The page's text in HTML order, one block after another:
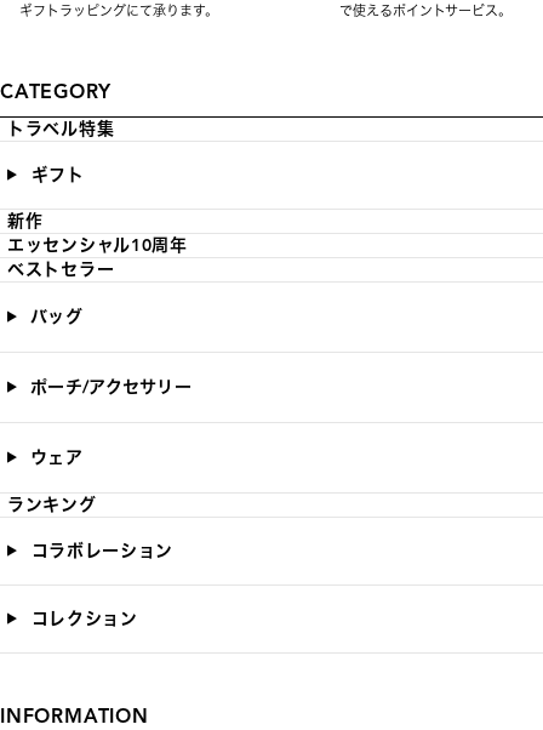
ギフトラッピングにて承ります。
で使えるポイントサービス。
CATEGORY
トラベル特集
ギフト
新作
エッセンシャル10周年
ベストセラー
バッグ
ポーチ/アクセサリー
ウェア
ランキング
コラボレーション
コレクション
INFORMATION